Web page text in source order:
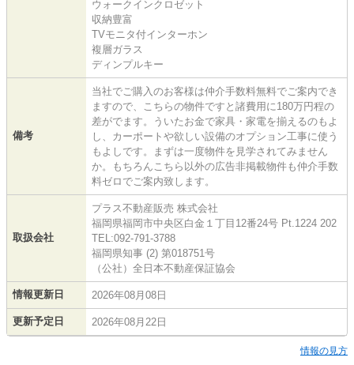
ウォークインクロゼット
収納豊富
TVモニタ付インターホン
複層ガラス
ディンプルキー
備考
当社でご購入のお客様は仲介手数料無料でご案内でき
ますので、こちらの物件ですと諸費用に180万円程の
差がでます。ういたお金で家具・家電を揃えるのもよ
し、カーポートや欲しい設備のオプション工事に使う
もよしです。まずは一度物件を見学されてみません
か。もちろんこちら以外の広告非掲載物件も仲介手数
料ゼロでご案内致します。
取扱会社
プラス不動産販売 株式会社
福岡県福岡市中央区白金１丁目12番24号 Pt.1224 202
TEL:092-791-3788
福岡県知事 (2) 第018751号
（公社）全日本不動産保証協会
情報更新日 2026年08月08日
更新予定日 2026年08月22日
情報の見方